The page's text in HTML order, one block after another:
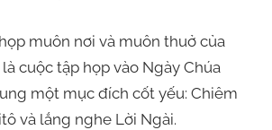
muôn nơi và muôn thuở của
cuộc tập họp vào Ngày Chúa
một mục đích cốt yếu: Chiêm
và lắng nghe Lời Ngài.